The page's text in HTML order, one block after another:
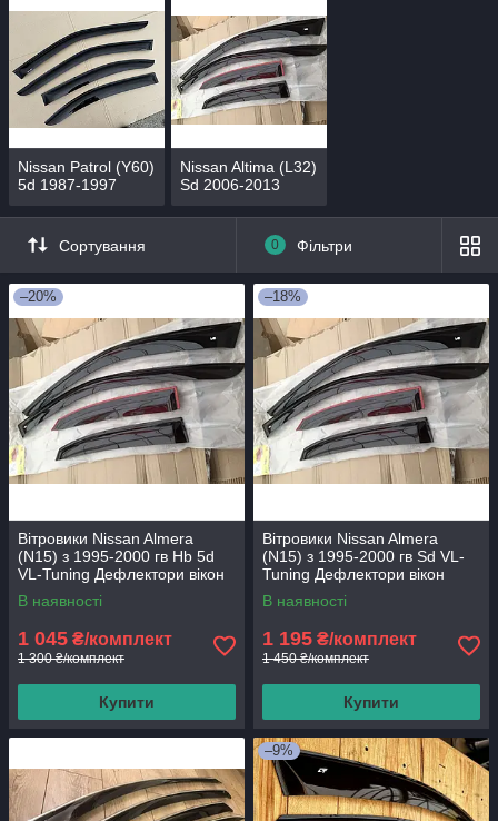
Nissan Patrol (Y60)
5d 1987-1997
Nissan Altima (L32)
Sd 2006-2013
Сортування 0 Фільтри
–20%
Вітровики Nissan Almera
(N15) з 1995-2000 гв Hb 5d
VL-Tuning Дефлектори вікон
В наявності
1 045 ₴/комплект
1 300 ₴/комплект
Купити
–18%
Вітровики Nissan Almera
(N15) з 1995-2000 гв Sd VL-
Tuning Дефлектори вікон
В наявності
1 195 ₴/комплект
1 450 ₴/комплект
Купити
–9%